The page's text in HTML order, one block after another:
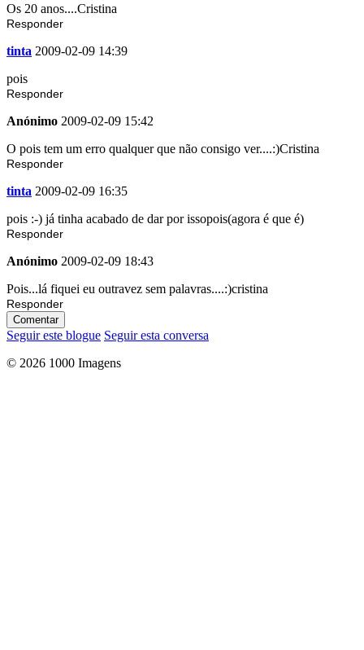
Os 20 anos....Cristina
Responder
tinta 2009-02-09 14:39
pois
Responder
Anónimo 2009-02-09 15:42
O pois tem um erro qualquer que não consigo ver....:)Cristina
Responder
tinta 2009-02-09 16:35
pois :-) já tinha acabado de dar por issopois(agora é que é)
Responder
Anónimo 2009-02-09 18:43
Pois...lá fiquei eu outravez sem palavras....:)cristina
Responder
Comentar
Seguir este blogue Seguir esta conversa
© 2026 1000 Imagens